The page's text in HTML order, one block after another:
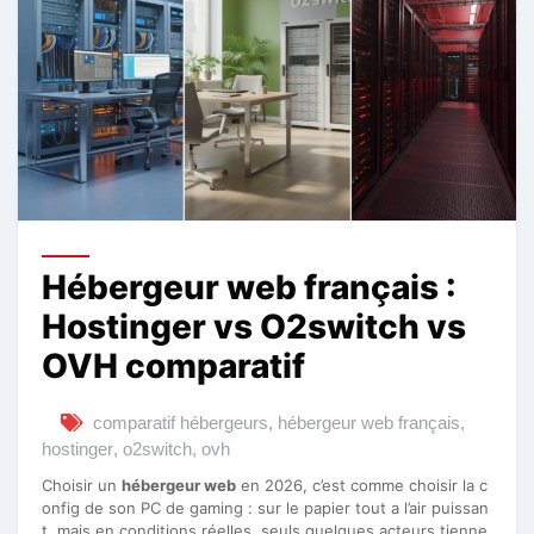
Hébergeur web français :
Hostinger vs O2switch vs
OVH comparatif
comparatif hébergeurs, hébergeur web français,
hostinger, o2switch, ovh
Choisir un hébergeur web en 2026, c’est comme choisir la c
onfig de son PC de gaming : sur le papier tout a l’air puissan